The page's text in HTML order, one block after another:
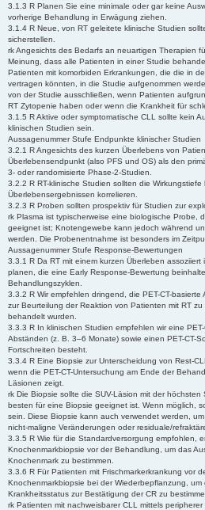
3.1.3 R Planen Sie eine minimale oder gar keine
vorherige Behandlung in Erwägung ziehen.
3.1.4 R Neue, von RT geleitete klinische Studien
sicherstellen.
rk Angesichts des Bedarfs an neuartigen Therapien
Meinung, dass alle Patienten in einer Studie
Patienten mit komorbiden Erkrankungen, die die in
vertragen könnten, in die Studie aufgenommen
von der Studie ausschließen, wenn Patienten
RT Zytopenie haben oder wenn die Krankheit für
3.1.5 R Aktive oder symptomatische CLL sollte kein
klinischen Studien sein.
Aussagenummer Stufe Endpunkte klinischer Studien
3.2.1 R Angesichts des kurzen Überlebens von
Überlebensendpunkt (also PFS und OS) als den
3- oder randomisierte Phase-2-Studien.
3.2.2 R RT-klinische Studien sollten die
Überlebensergebnissen korrelieren.
3.2.3 R Proben sollten prospektiv für Studien zur
rk Plasma ist typischerweise eine biologische Probe,
geeignet ist; Knotengewebe kann jedoch während
werden. Die Probenentnahme ist besonders im
Aussagenummer Stufe Response-Bewertungen
3.3.1 R Da RT mit einem kurzen Überleben
planen, die eine Early Response-Bewertung
Behandlungszyklen.
3.3.2 R Wir empfehlen dringend, die PET-CT-
zur Beurteilung der Reaktion von Patienten mit RT
behandelt wurden.
3.3.3 R In klinischen Studien empfehlen wir eine
Abständen (z. B. 3–6 Monate) sowie einen PET-CT-
Fortschreiten besteht.
3.3.4 R Eine Biopsie zur Unterscheidung von Rest-
wenn die PET-CT-Untersuchung am Ende der
Läsionen zeigt.
rk Die Biopsie sollte die SUV-Läsion mit der
besten für eine Biopsie geeignet ist. Wenn möglich,
sein. Diese Biopsie kann auch verwendet werden,
nicht-maligne Veränderungen oder residuale/
3.3.5 R Wie für die Standardversorgung empfohlen,
Knochenmarkbiopsie vor der Behandlung, um das
Knochenmark zu bestimmen.
3.3.6 R Für Patienten mit Frischmarkerkrankung vor
Knochenmarkbiopsie bei der Wiederbepflanzung, um
Krankheitsstatus zur Bestätigung der CR zu
rk Patienten mit nachweisbarer CLL mittels